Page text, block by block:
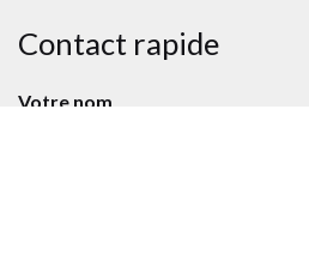
Contact rapide
Votre nom